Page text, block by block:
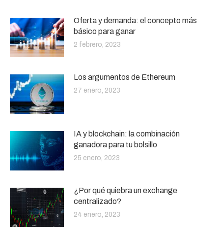
Oferta y demanda: el concepto más
básico para ganar
2 febrero, 2023
Los argumentos de Ethereum
27 enero, 2023
IA y blockchain: la combinación
ganadora para tu bolsillo
25 enero, 2023
¿Por qué quiebra un exchange
centralizado?
24 enero, 2023